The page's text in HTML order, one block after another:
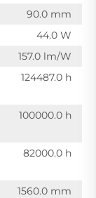
90.0 mm
44.0 W
157.0 lm/W
124487.0 h
100000.0 h
82000.0 h
1560.0 mm